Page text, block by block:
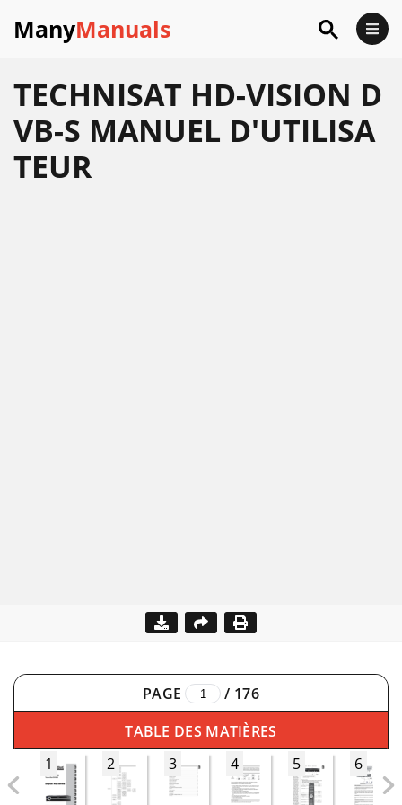
ManyManuals
TECHNISAT HD-VISION D
VB-S MANUEL D'UTILISA
TEUR
PAGE / 176
TABLE DES MATIÈRES
1
2 3 4 5 6